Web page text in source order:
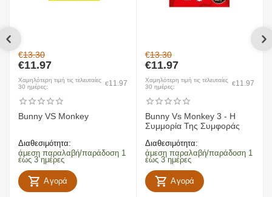
€13.30
€11.97
Χαμηλότερη τιμή τις τελευταίες
30 ημέρες:
€11.97
Bunny VS Monkey
Διαθεσιμότητα:
άμεση παραλαβή/παράδοση 1
έως 3 ημέρες
Αγορά
€13.30
€11.97
Χαμηλότερη τιμή τις τελευταίες
30 ημέρες:
€11.97
Bunny Vs Monkey 3 - Η
Συμμορία Της Συμφοράς
Διαθεσιμότητα:
άμεση παραλαβή/παράδοση 1
έως 3 ημέρες
Αγορά